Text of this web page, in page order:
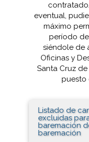
eventual,
máximo
período
siéndole de
Oficinas y
Santa Cruz
puesto
Listado de
excluidas
baremación
baremación